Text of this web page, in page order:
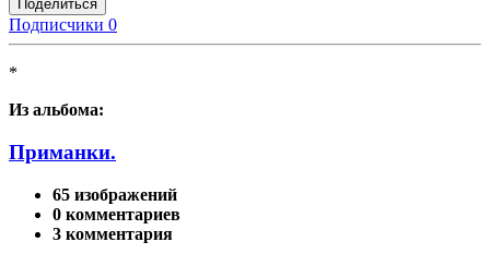
Поделиться
Подписчики 0
*
Из альбома:
Приманки.
65 изображений
0 комментариев
3 комментария